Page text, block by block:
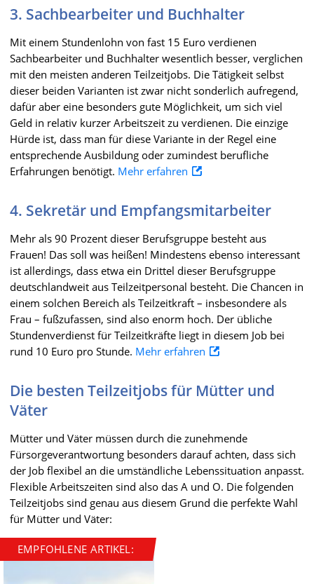
3. Sachbearbeiter und Buchhalter
Mit einem Stundenlohn von fast 15 Euro verdienen
Sachbearbeiter und Buchhalter wesentlich besser, verglichen
mit den meisten anderen Teilzeitjobs. Die Tätigkeit selbst
dieser beiden Varianten ist zwar nicht sonderlich aufregend,
dafür aber eine besonders gute Möglichkeit, um sich viel
Geld in relativ kurzer Arbeitszeit zu verdienen. Die einzige
Hürde ist, dass man für diese Variante in der Regel eine
entsprechende Ausbildung oder zumindest berufliche
Erfahrungen benötigt. Mehr erfahren
4. Sekretär und Empfangsmitarbeiter
Mehr als 90 Prozent dieser Berufsgruppe besteht aus
Frauen! Das soll was heißen! Mindestens ebenso interessant
ist allerdings, dass etwa ein Drittel dieser Berufsgruppe
deutschlandweit aus Teilzeitpersonal besteht. Die Chancen in
einem solchen Bereich als Teilzeitkraft – insbesondere als
Frau – fußzufassen, sind also enorm hoch. Der übliche
Stundenverdienst für Teilzeitkräfte liegt in diesem Job bei
rund 10 Euro pro Stunde. Mehr erfahren
Die besten Teilzeitjobs für Mütter und
Väter
Mütter und Väter müssen durch die zunehmende
Fürsorgeverantwortung besonders darauf achten, dass sich
der Job flexibel an die umständliche Lebenssituation anpasst.
Flexible Arbeitszeiten sind also das A und O. Die folgenden
Teilzeitjobs sind genau aus diesem Grund die perfekte Wahl
für Mütter und Väter:
EMPFOHLENE ARTIKEL: